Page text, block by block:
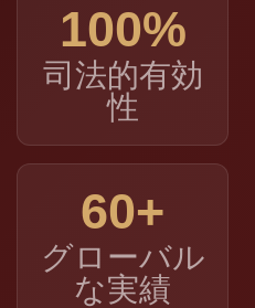
100%
司法的有効
性
60+
グローバル
な実績